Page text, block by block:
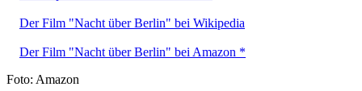
Der Film "Nacht über Berlin" bei Wikipedia
Der Film "Nacht über Berlin" bei Amazon *
Foto: Amazon